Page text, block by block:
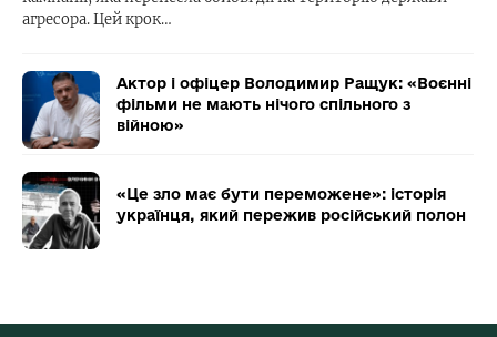
агресора. Цей крок…
Актор і офіцер Володимир Ращук: «Воєнні
фільми не мають нічого спільного з
війною»
«Це зло має бути переможене»: історія
українця, який пережив російський полон